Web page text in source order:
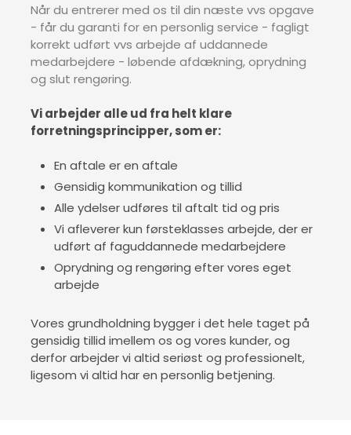
Når du entrerer med os til din næste vvs opgave
- får du garanti for en personlig service - fagligt
korrekt udført vvs arbejde af uddannede
medarbejdere - løbende afdækning, oprydning
og slut rengøring.
Vi arbejder alle ud fra helt klare
forretningsprincipper, som er:
En aftale er en aftale
Gensidig kommunikation og tillid
Alle ydelser udføres til aftalt tid og pris
Vi afleverer kun førsteklasses arbejde, der er
udført af faguddannede medarbejdere
Oprydning og rengøring efter vores eget
arbejde
Vores grundholdning bygger i det hele taget på
gensidig tillid imellem os og vores kunder, og
derfor arbejder vi altid seriøst og professionelt,
ligesom vi altid har en personlig betjening.​